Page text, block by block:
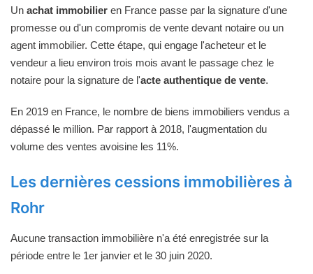
Un achat immobilier en France passe par la signature d'une
promesse ou d'un compromis de vente devant notaire ou un
agent immobilier. Cette étape, qui engage l'acheteur et le
vendeur a lieu environ trois mois avant le passage chez le
notaire pour la signature de l'acte authentique de vente.
En 2019 en France, le nombre de biens immobiliers vendus a
dépassé le million. Par rapport à 2018, l'augmentation du
volume des ventes avoisine les 11%.
Les dernières cessions immobilières à
Rohr
Aucune transaction immobilière n'a été enregistrée sur la
période entre le 1er janvier et le 30 juin 2020.